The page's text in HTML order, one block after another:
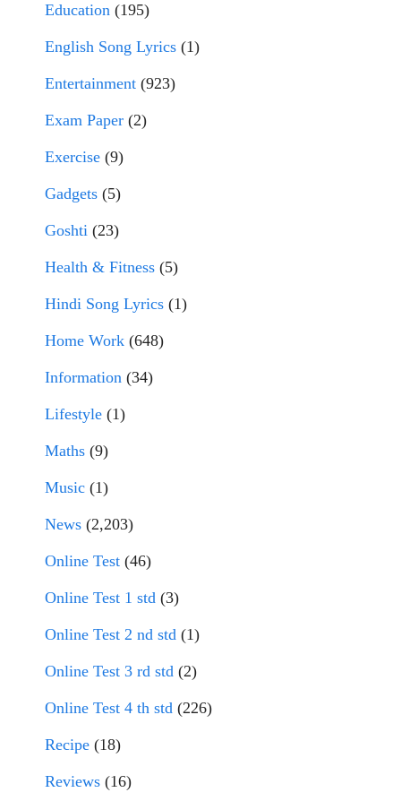
Education (195)
English Song Lyrics (1)
Entertainment (923)
Exam Paper (2)
Exercise (9)
Gadgets (5)
Goshti (23)
Health & Fitness (5)
Hindi Song Lyrics (1)
Home Work (648)
Information (34)
Lifestyle (1)
Maths (9)
Music (1)
News (2,203)
Online Test (46)
Online Test 1 std (3)
Online Test 2 nd std (1)
Online Test 3 rd std (2)
Online Test 4 th std (226)
Recipe (18)
Reviews (16)